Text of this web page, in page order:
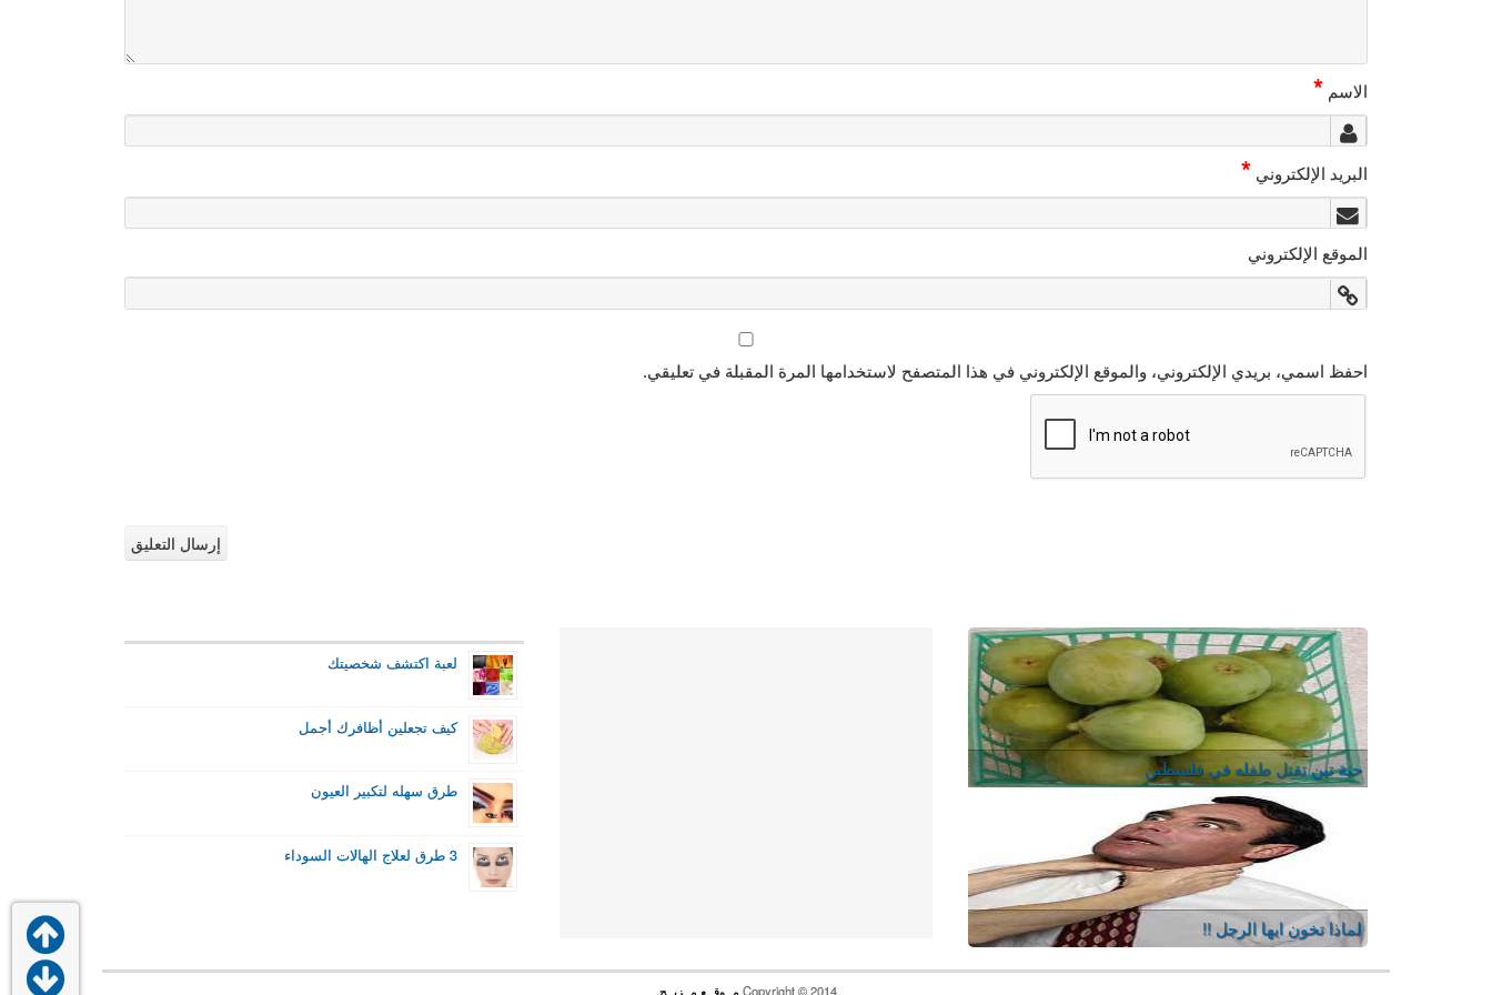
الاسم *
البريد الإلكتروني *
الموقع الإلكتروني
احفظ اسمي، بريدي الإلكتروني، والموقع الإلكتروني في هذا المتصفح لاستخدامها المرة المقبلة في تعليقي.
حبة تين تقتل طفله في فلسطين
لماذا تخون ايها الرجل !!
لعبة اكتشف شخصيتك
كيف تجعلين أظافرك أجمل
طرق سهله لتكبير العيون
3 طرق لعلاج الهالات السوداء
Copyright © 2014 مــوقــع مــزيــج.

